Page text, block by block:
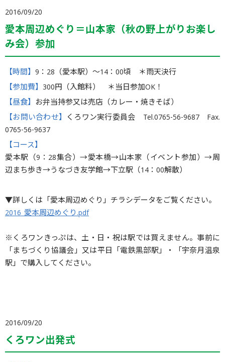
2016/09/20
愛本周辺めぐり＝山本家（秋の野上がりお楽し
み会）参加
【時間】 9：28（愛本駅）〜14：00頃 ＊雨天決行
【参加費】 300円（入館料） ＊当日参加OK！
【昼食】 お弁当持参又は売店（カレー・焼きそば）
【お問い合わせ】 くろワン実行委員会 Tel.0765-56-9687 Fax.
0765-56-9637
【コース】
愛本駅（9：28集合）→愛本橋→山本家（イベント参加）→周
辺まち歩き→うなづき友学館→下立駅（14：00解散）
▼詳しくは「愛本周辺めぐり」チラシデータをご覧ください。
2016_愛本周辺めぐり.pdf
※くろワンきっぷは、土・日・祝は駅では買えません。事前に
「まちづくり協議会」又は平日「電鉄黒部駅」・「宇奈月温泉
駅」で購入してください。
2016/09/20
くろワン出発式